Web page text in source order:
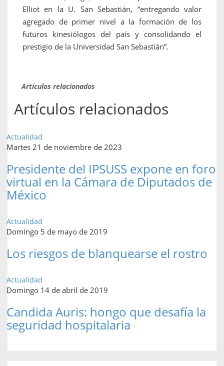
Elliot en la U. San Sebastián, “entregando valor
agregado de primer nivel a la formación de los
futuros kinesiólogos del país y consolidando el
prestigio de la Universidad San Sebastián”.
Artículos relacionados
Artículos relacionados
Actualidad
Martes 21 de noviembre de 2023
Presidente del IPSUSS expone en foro
virtual en la Cámara de Diputados de
México
Actualidad
Domingo 5 de mayo de 2019
Los riesgos de blanquearse el rostro
Actualidad
Domingo 14 de abril de 2019
Candida Auris: hongo que desafía la
seguridad hospitalaria